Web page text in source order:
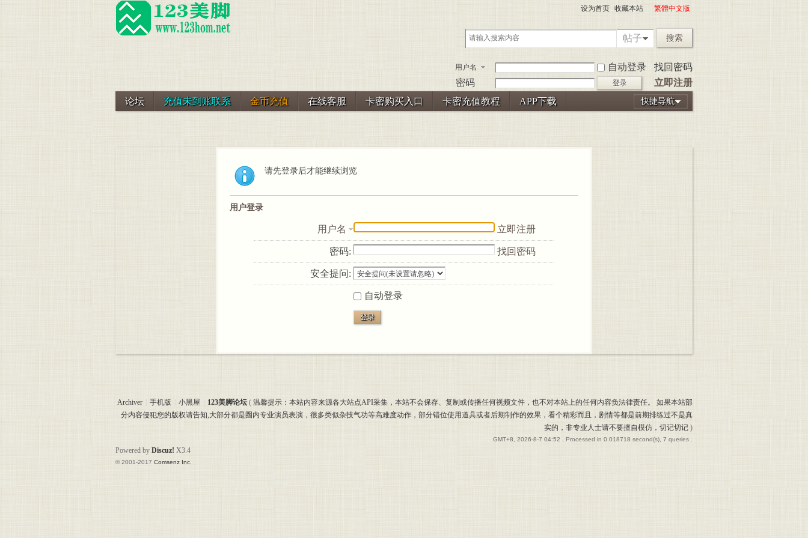
设为首页 收藏本站 繁體中文版
帖子 搜索
用户名 自动登录
找回密码
密码
登录 立即注册
快捷导航
论坛 充值未到账联系 金币充值 在线客服 卡密购买入口 卡密充值教程 APP下载
请先登录后才能继续浏览
用户登录
用户名 立即注册
密码: 找回密码
安全提问:
自动登录
登录
Archiver 手机版 小黑屋 123美脚论坛 ( 温馨提示：本站内容来源各大站点API采集，本站不会保存、复制或传播任何视频文件，也不对本站上的任何内容负法律责任。 如果本站部
分内容侵犯您的版权请告知,大部分都是圈内专业演员表演，很多类似杂技气功等高难度动作，部分错位使用道具或者后期制作的效果，看个精彩而且，剧情等都是前期排练过不是真
实的，非专业人士请不要擅自模仿，切记切记 )
GMT+8, 2026-8-7 04:52 , Processed in 0.018718 second(s), 7 queries .
Powered by Discuz! X3.4
© 2001-2017 Comsenz Inc.